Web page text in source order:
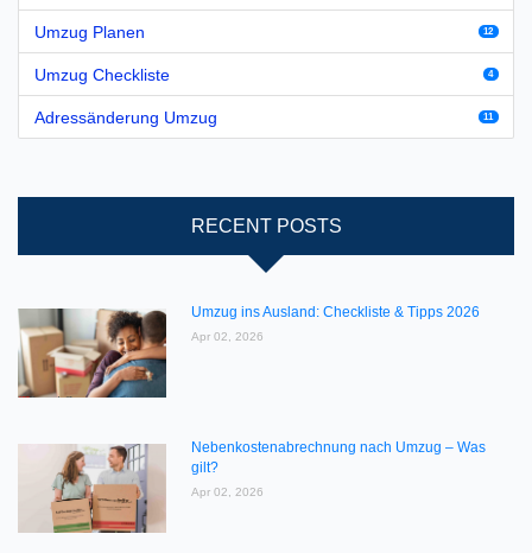
Umzug Planen 12
Umzug Checkliste 4
Adressänderung Umzug 11
RECENT POSTS
Umzug ins Ausland: Checkliste & Tipps 2026
Apr 02, 2026
Nebenkostenabrechnung nach Umzug – Was
gilt?
Apr 02, 2026